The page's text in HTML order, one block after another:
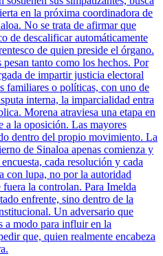
en la próxima coordinadora de
No se trata de afirmar que
de descalificar automáticamente
de quien preside el órgano.
tanto como los hechos. Por
de impartir justicia electoral
familiares o políticas, con uno de
interna, la imparcialidad entra
Morena atraviesa una etapa en
a la oposición. Las mayores
dentro del propio movimiento. La
de Sinaloa apenas comienza y
cada resolución y cada
con lupa, no por la autoridad
la controlan. Para Imelda
enfrente, sino dentro de la
Un adversario que
a modo para influir en la
que, quien realmente encabeza